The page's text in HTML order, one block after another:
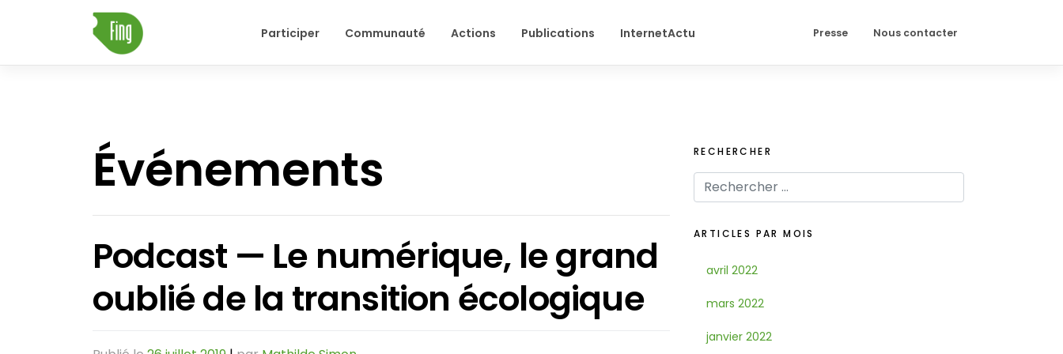
Participer Communauté Actions Publications InternetActu Presse Nous contacter
Événements
Podcast — Le numérique, le grand
oublié de la transition écologique
RECHERCHER
ARTICLES PAR MOIS
avril 2022
mars 2022
janvier 2022